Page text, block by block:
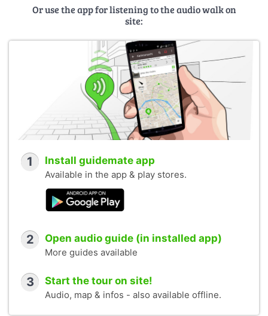
Or use the app for listening to the audio walk on
site:
1 Install guidemate app
Available in the app & play stores.
2 Open audio guide (in installed app)
More guides available
3 Start the tour on site!
Audio, map & infos - also available offline.